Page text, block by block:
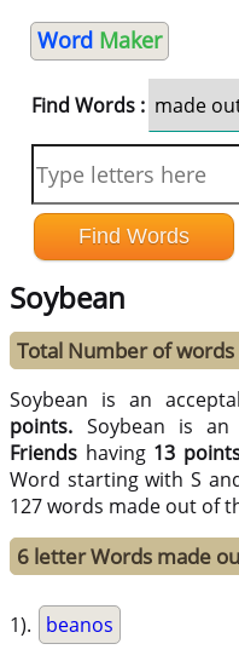
Word Maker
Find Words :
Soybean
Total Number of
Soybean is an
points. Soybean is
Friends having 13
Word starting with S
127 words made out of
6 letter Words made
1). beanos